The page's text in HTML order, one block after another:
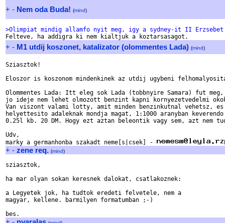
+ - Nem oda Buda! (mind)
>Olimpiat mindig allamfo nyit meg, igy a sydney-it II
+ - M1 utdij koszonet, katalizator (olommentes Lada) (mind)
Sziasztok!
Eloszor is koszonom mindenkinek az utdij ugybeni
Olommentes Lada: Itt eleg sok Lada (tobbnyire Samara) fut meg,
jo ideje nem lehet olmozott benzint kapni kornyezetvedelmi
Van viszont valami lotty, amit minden benzinkutnal vehetsz, es
helyettesito adaleknak mondja magat, 1:1000 aranyban
0.25l kb. 20 DM. Hogy ezt aztan beleontik vagy sem, azt nem
Udv,
marky a germanhonba szakadt neme[s|csek] -
+ - zene req. (mind)
sziasztok,
ha mar olyan sokan keresnek dalokat, csatlakoznek:
a Legyetek jok, ha tudtok eredeti felvetele, nem a
magyar, kellene. barmilyen formatumban ;-)